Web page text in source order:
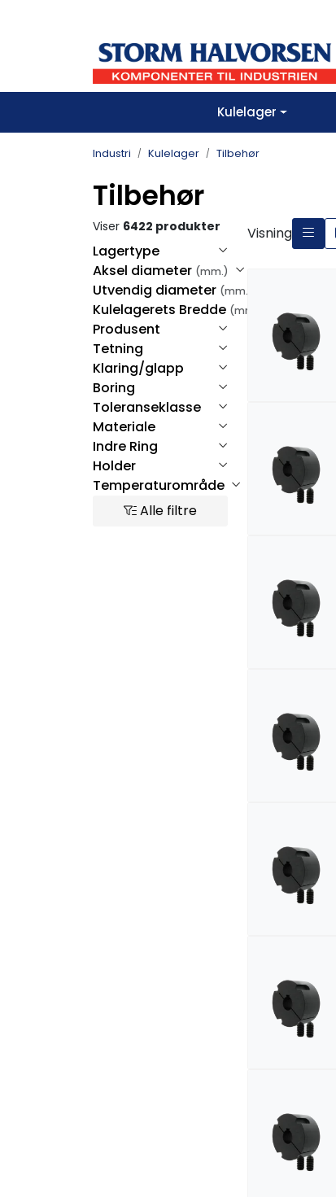
Kulelager
Industri Kulelager Tilbehør
Tilbehør
Viser 6422 produkter
Lagertype
Aksel diameter (mm.)
Utvendig diameter (mm.)
Kulelagerets Bredde (mm.)
Produsent
Tetning
Klaring/glapp
Boring
Toleranseklasse
Materiale
Indre Ring
Holder
Temperaturområde
Alle filtre
Visning